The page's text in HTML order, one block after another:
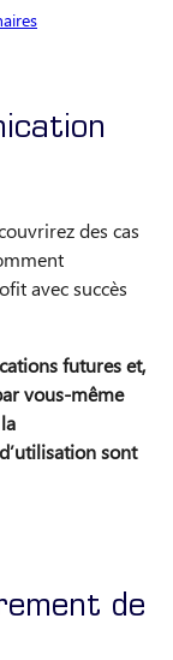
des cas
avec succès
futures et,
vous-même
sont
de